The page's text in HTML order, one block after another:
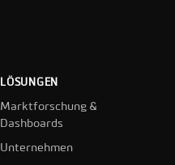
LÖSUNGEN
Marktforschung &
Dashboards
Unternehmen